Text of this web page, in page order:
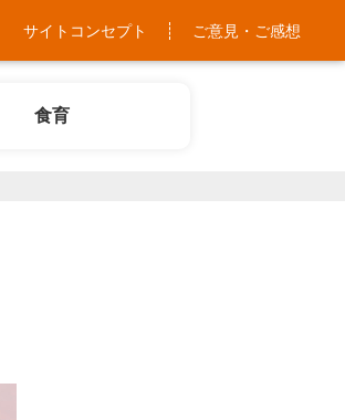
サイトコンセプト ご意見・ご感想
食育